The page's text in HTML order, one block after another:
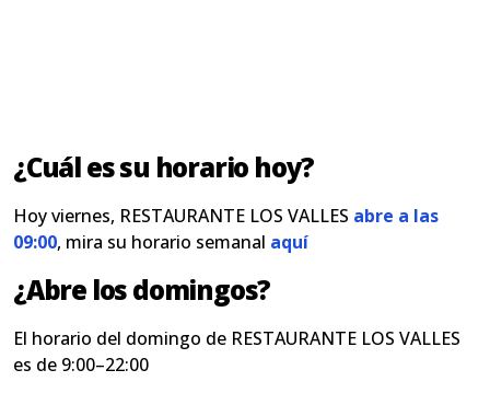
¿Cuál es su horario hoy?
Hoy viernes, RESTAURANTE LOS VALLES abre a las
09:00, mira su horario semanal aquí
¿Abre los domingos?
El horario del domingo de RESTAURANTE LOS VALLES
es de 9:00–22:00